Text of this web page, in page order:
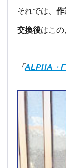
それでは、 作
交換後はこの
「ALPHA・